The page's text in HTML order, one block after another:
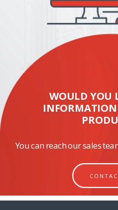
WOULD YOU
You can reach our sales